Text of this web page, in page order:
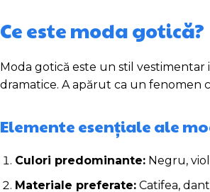
Ce este moda gotică?
Moda gotică este un stil
dramatice. A apărut ca un fenomen
Elemente esențiale ale
Culori predominante: Negru,
Materiale preferate: Catifea,